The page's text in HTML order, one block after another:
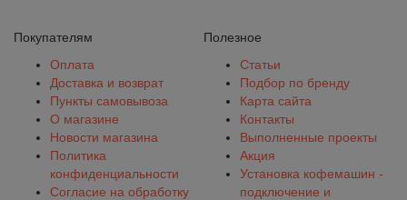
Покупателям
Оплата
Доставка и возврат
Пункты самовывоза
О магазине
Новости магазина
Политика
конфиденциальности
Согласие на обработку
Полезное
Статьи
Подбор по бренду
Карта сайта
Контакты
Выполненные проекты
Акция
Установка кофемашин -
подключение и